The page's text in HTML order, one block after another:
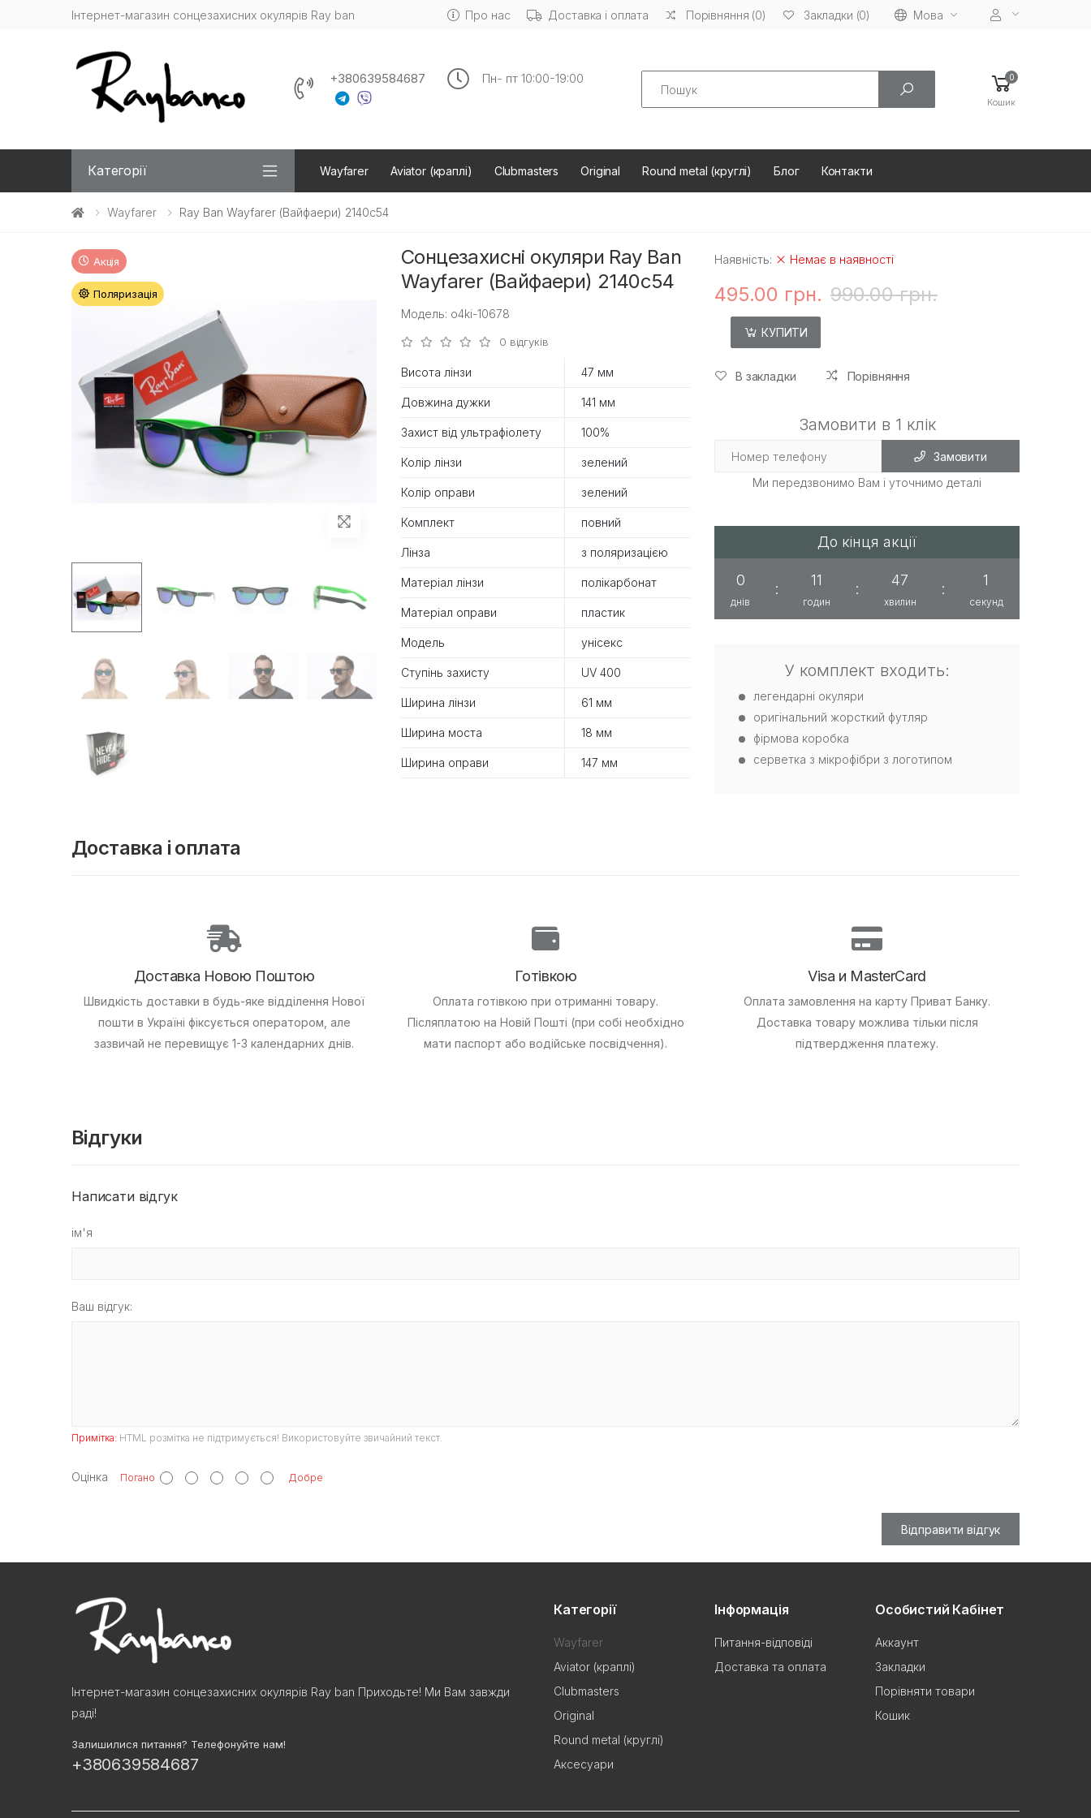
Інтернет-магазин сонцезахисних окулярів Ray ban Про нас Доставка і оплата Порівняння (0) Закладки (0) Мова
+380639584687 Пн- пт 10:00-19:00 Search 0
Кошик
Категорії Wayfarer Aviator (краплі) Clubmasters Original Round metal (круглі) Блог Контакти
Wayfarer Ray Ban Wayfarer (Вайфаери) 2140c54
Акція
Поляризація
Сонцезахисні окуляри Ray Ban
Wayfarer (Вайфаери) 2140c54
Модель: o4ki-10678
0 відгуків
Висота лінзи 47 мм
Довжина дужки 141 мм
Захист від ультрафіолету 100%
Колір лінзи зелений
Колір оправи зелений
Комплект повний
Лінза з поляризацією
Матеріал лінзи полікарбонат
Матеріал оправи пластик
Модель унісекс
Ступінь захисту UV 400
Ширина лінзи 61 мм
Ширина моста 18 мм
Ширина оправи 147 мм
Наявність: Немає в наявності
495.00 грн. 990.00 грн.
КУПИТИ
В закладки Порівняння
Замовити в 1 клік
Замовити
Ми передзвонимо Вам і уточнимо деталі
До кінця акції
0
днів
:
11
годин
:
47
хвилин
:
0
секунд
У комплект входить:
легендарні окуляри
оригінальний жорсткий футляр
фірмова коробка
серветка з мікрофібри з логотипом
Доставка і оплата
Доставка Новою Поштою
Швидкість доставки в будь-яке відділення Нової
пошти в Україні фіксується оператором, але
зазвичай не перевищує 1-3 календарних днів.
Готівкою
Оплата готівкою при отриманні товару.
Післяплатою на Новій Пошті (при собі необхідно
мати паспорт або водійське посвідчення).
Visa и MasterCard
Оплата замовлення на карту Приват Банку.
Доставка товару можлива тільки після
підтвердження платежу.
Відгуки
Написати відгук
ім'я
Ваш відгук:
Примітка: HTML розмітка не підтримується! Використовуйте звичайний текст.
Оцінка Погано Добре
Відправити відгук
Інтернет-магазин сонцезахисних окулярів Ray ban Приходьте! Ми Вам завжди
раді!
Залишилися питання? Телефонуйте нам!
+380639584687
Категорії
Wayfarer
Aviator (краплі)
Clubmasters
Original
Round metal (круглі)
Аксесуари
Інформація
Питання-відповіді
Доставка та оплата
Особистий Кабінет
Аккаунт
Закладки
Порівняти товари
Кошик